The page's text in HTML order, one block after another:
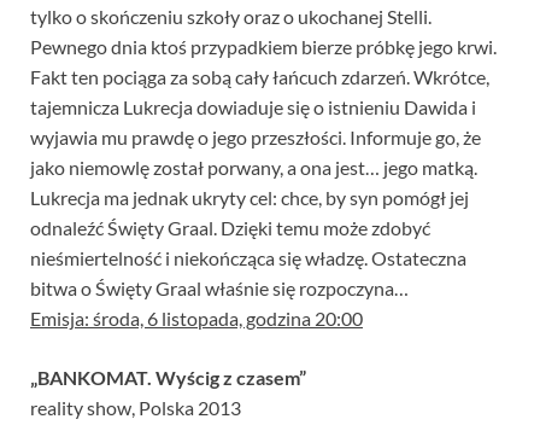
tylko o skończeniu szkoły oraz o ukochanej Stelli.
Pewnego dnia ktoś przypadkiem bierze próbkę jego krwi.
Fakt ten pociąga za sobą cały łańcuch zdarzeń. Wkrótce,
tajemnicza Lukrecja dowiaduje się o istnieniu Dawida i
wyjawia mu prawdę o jego przeszłości. Informuje go, że
jako niemowlę został porwany, a ona jest… jego matką.
Lukrecja ma jednak ukryty cel: chce, by syn pomógł jej
odnaleźć Święty Graal. Dzięki temu może zdobyć
nieśmiertelność i niekończąca się władzę. Ostateczna
bitwa o Święty Graal właśnie się rozpoczyna…
Emisja: środa, 6 listopada, godzina 20:00
„BANKOMAT. Wyścig z czasem”
reality show, Polska 2013